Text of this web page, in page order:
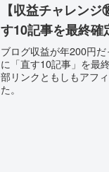
【収益チャレン
す10記事を最終確
ブログ収益が年200円
に「直す10記事」を最
部リンクともしもアフ
た。